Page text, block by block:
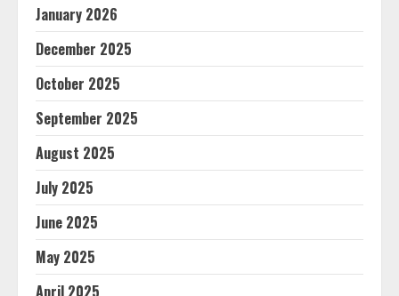
January 2026
December 2025
October 2025
September 2025
August 2025
July 2025
June 2025
May 2025
April 2025